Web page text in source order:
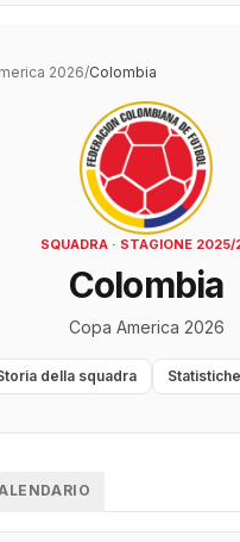
2026/Colombia
SQUADRA · STAGIONE 2025/
Colombia
Copa America 2026
della squadra